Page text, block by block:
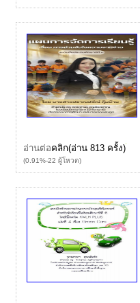
อ่านต่อคลิก(อ่าน 813 ครั้ง)
(0.91%-22 ผู้โหวต)